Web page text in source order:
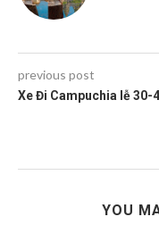
previous post
Xe Đi Campuchia lễ 30-4
YOU